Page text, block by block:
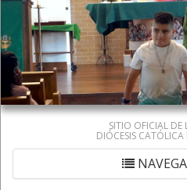
SITIO OFICIAL DE
DIÓCESIS CATÓLICA